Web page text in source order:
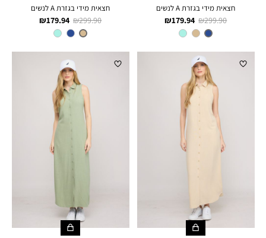
חצאית מידי בגזרת A לנשים
מחיר
מוצר
179.94 ₪
מחיר
299.90 ₪
צבע
DNM
חצאית מידי בגזרת A לנשים
מחיר
מוצר
179.94 ₪
מחיר
299.90 ₪
צבע
TUSCANY
TAN